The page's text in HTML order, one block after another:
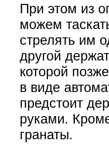
При этом из
можем
стрелять им
другой
которой
в виде
предстоит
руками.
гранаты.